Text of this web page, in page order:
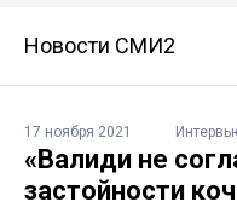
Новости СМИ2
17 ноября 2021
«Валиди не
застойности